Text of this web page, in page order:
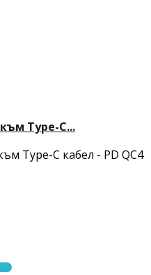
към Type-C...
Type-C кабел - PD QC4